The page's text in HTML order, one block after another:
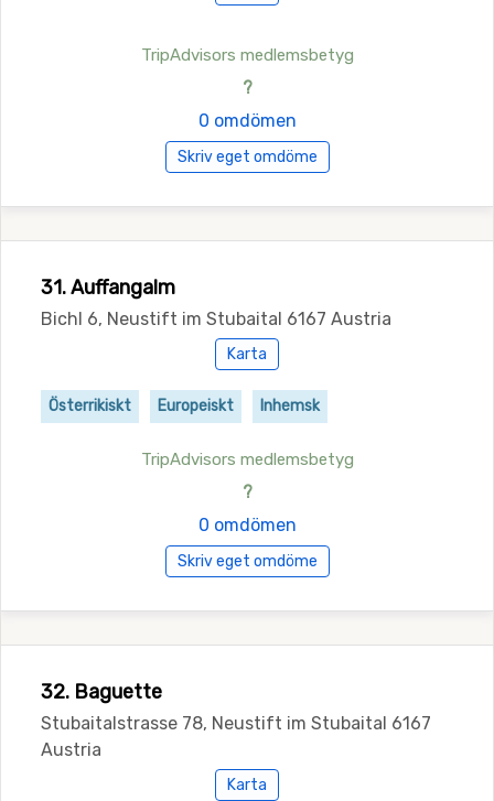
TripAdvisors medlemsbetyg
?
0 omdömen
Skriv eget omdöme
31. Auffangalm
Bichl 6, Neustift im Stubaital 6167 Austria
Karta
Österrikiskt Europeiskt Inhemsk
TripAdvisors medlemsbetyg
?
0 omdömen
Skriv eget omdöme
32. Baguette
Stubaitalstrasse 78, Neustift im Stubaital 6167
Austria
Karta